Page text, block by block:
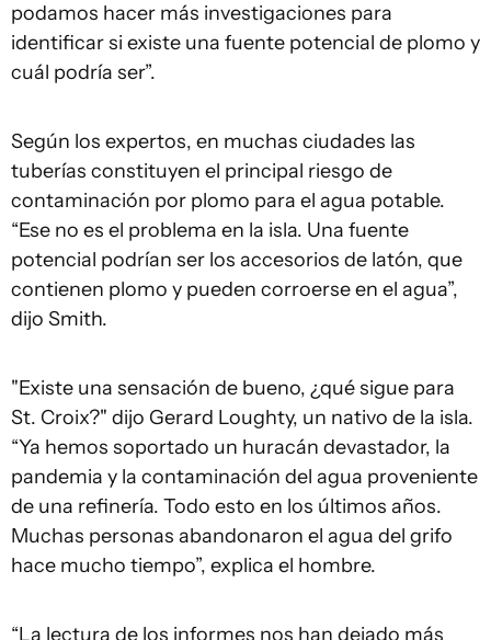
podamos hacer más investigaciones para
identificar si existe una fuente potencial de plomo y
cuál podría ser”.
Según los expertos, en muchas ciudades las
tuberías constituyen el principal riesgo de
contaminación por plomo para el agua potable.
“Ese no es el problema en la isla. Una fuente
potencial podrían ser los accesorios de latón, que
contienen plomo y pueden corroerse en el agua”,
dijo Smith.
"Existe una sensación de bueno, ¿qué sigue para
St. Croix?" dijo Gerard Loughty, un nativo de la isla.
“Ya hemos soportado un huracán devastador, la
pandemia y la contaminación del agua proveniente
de una refinería. Todo esto en los últimos años.
Muchas personas abandonaron el agua del grifo
hace mucho tiempo”, explica el hombre.
“La lectura de los informes nos han dejado más